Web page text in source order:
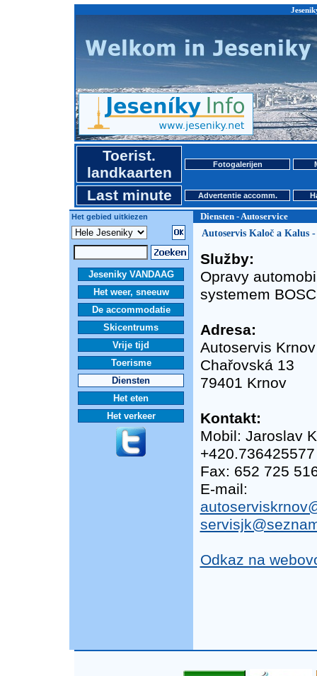
Toerist.
landkaarten
Fotogalerijen
Last minute Advertentie accomm.
Het gebied uitkiezen Diensten - Autoservice
Jeseniky VANDAAG
Het weer, sneeuw
De accommodatie
Skicentrums
Vrije tijd
Toerisme
Diensten
Het eten
Het verkeer
Autoservis Kaloč a Kalus
Služby:
Opravy
systemem
Adresa:
Autoservis Krnov
Chařovská 13
79401 Krnov
Kontakt:
Mobil: Jaroslav
+420.736425577
Fax: 652 725
E-mail:
Odkaz na